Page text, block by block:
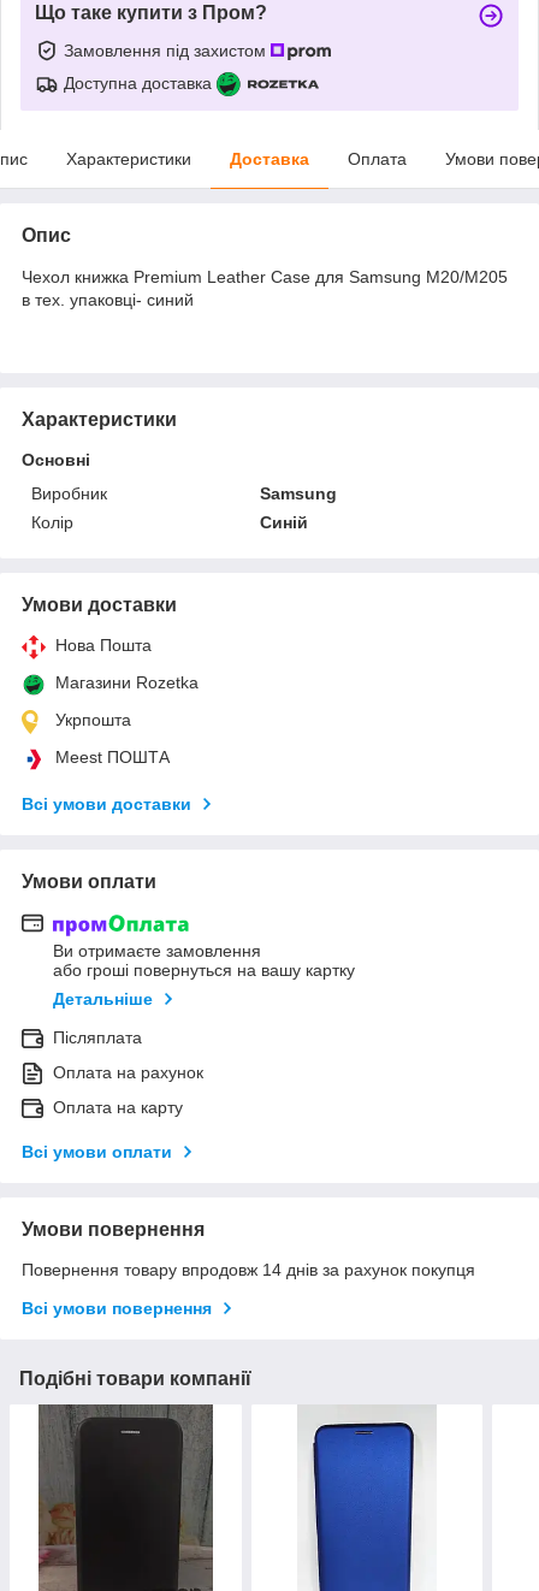
Що таке купити з Пром?
Замовлення під захистом
Доступна доставка
Характеристики Доставка Оплата Умови
Опис
Чехол книжка Premium Leather Case для Samsung M20/M205
в тех. упаковці- синий
Характеристики
Основні
Виробник
Samsung
Колір
Синій
Умови доставки
Нова Пошта
Магазини Rozetka
Укрпошта
Meest ПОШТА
Всі умови доставки
Умови оплати
Ви отримаєте замовлення
або гроші повернуться на вашу картку
Детальніше
Післяплата
Оплата на рахунок
Оплата на карту
Всі умови оплати
Умови повернення
Повернення товару впродовж 14 днів за рахунок покупця
Всі умови повернення
Подібні товари компанії